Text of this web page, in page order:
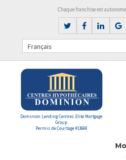
Chaque franchise est
Français
Dominion Lending Centres Elite Mortgage
Group
Permis de Courtage #13669